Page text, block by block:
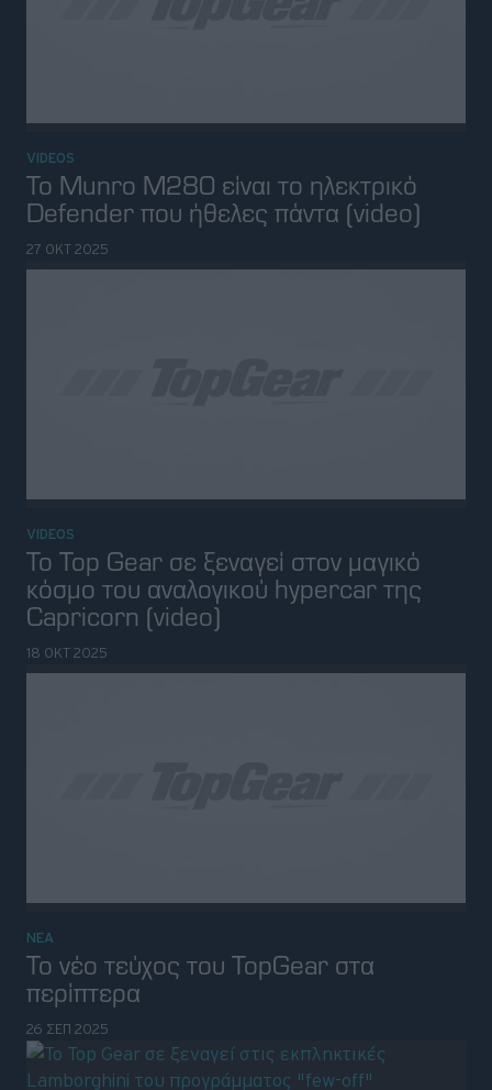
VIDEOS
Το Munro M280 είναι το ηλεκτρικό
Defender που ήθελες πάντα (video)
27 ΟΚΤ 2025
VIDEOS
Το Top Gear σε ξεναγεί στον μαγικό
κόσμο του αναλογικού hypercar της
Capricorn (video)
18 ΟΚΤ 2025
ΝΕΑ
Το νέο τεύχος του TopGear στα
περίπτερα
26 ΣΕΠ 2025